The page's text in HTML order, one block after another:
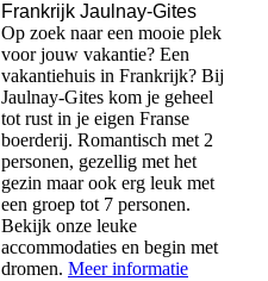
Frankrijk Jaulnay-Gites
Op zoek naar een mooie plek
voor jouw vakantie? Een
vakantiehuis in Frankrijk? Bij
Jaulnay-Gites kom je geheel
tot rust in je eigen Franse
boerderij. Romantisch met 2
personen, gezellig met het
gezin maar ook erg leuk met
een groep tot 7 personen.
Bekijk onze leuke
accommodaties en begin met
dromen. Meer informatie